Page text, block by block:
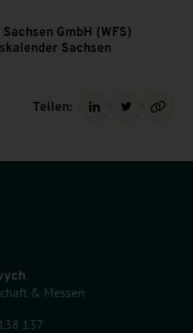
GmbH (WFS)
Sachsen
Teilen:
& Messen
137